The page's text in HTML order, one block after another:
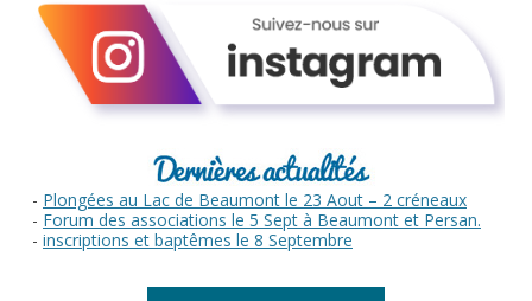
- Plongées au Lac de Beaumont le 23 Aout – 2 créneaux
- Forum des associations le 5 Sept à Beaumont et Persan.
- inscriptions et baptêmes le 8 Septembre